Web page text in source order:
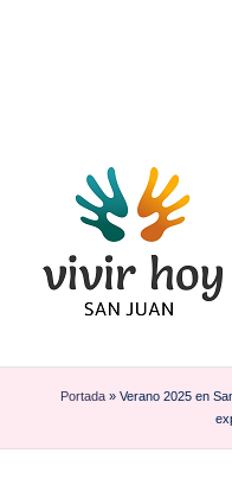
Saltar
contenido
Portada» Verano 2025 en